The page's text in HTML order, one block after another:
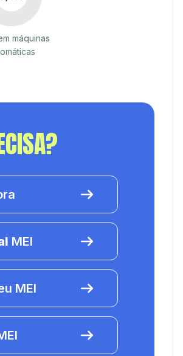
máquinas
MEI
MEI